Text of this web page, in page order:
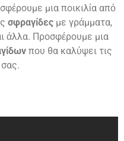
μια ποικιλία από
σφραγίδες με γράμματα,
άλλα. Προσφέρουμε μια
που θα καλύψει τις